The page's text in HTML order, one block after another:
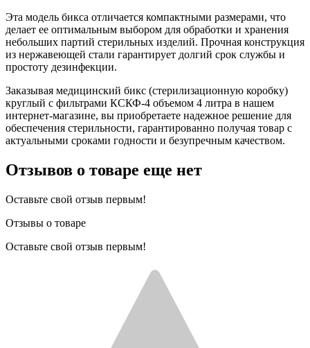
Эта модель бикса отличается компактными размерами, что
делает ее оптимальным выбором для обработки и хранения
небольших партий стерильных изделий. Прочная конструкция
из нержавеющей стали гарантирует долгий срок службы и
простоту дезинфекции.
Заказывая медицинский бикс (стерилизационную коробку)
круглый с фильтрами КСКФ-4 объемом 4 литра в нашем
интернет-магазине, вы приобретаете надежное решение для
обеспечения стерильности, гарантированно получая товар с
актуальными сроками годности и безупречным качеством.
Отзывов о товаре еще нет
Оставьте свой отзыв первым!
Отзывы о товаре
Оставьте свой отзыв первым!